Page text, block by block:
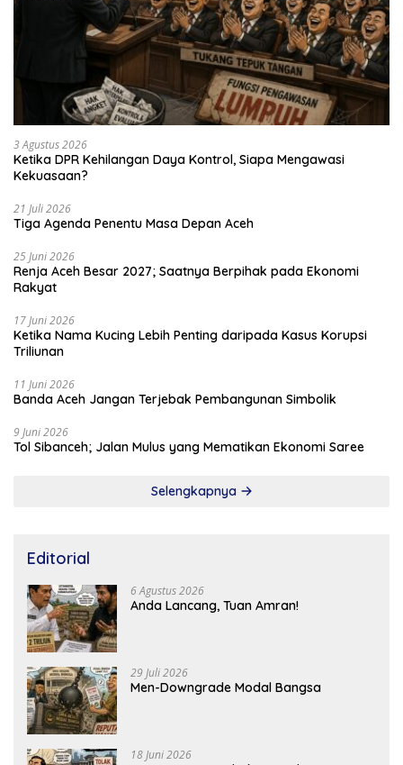
3 Agustus 2026
Ketika DPR Kehilangan Daya Kontrol, Siapa Mengawasi
Kekuasaan?
21 Juli 2026
Tiga Agenda Penentu Masa Depan Aceh
25 Juni 2026
Renja Aceh Besar 2027; Saatnya Berpihak pada Ekonomi
Rakyat
17 Juni 2026
Ketika Nama Kucing Lebih Penting daripada Kasus Korupsi
Triliunan
11 Juni 2026
Banda Aceh Jangan Terjebak Pembangunan Simbolik
9 Juni 2026
Tol Sibanceh; Jalan Mulus yang Mematikan Ekonomi Saree
Selengkapnya
Editorial
6 Agustus 2026
Anda Lancang, Tuan Amran!
29 Juli 2026
Men-Downgrade Modal Bangsa
18 Juni 2026